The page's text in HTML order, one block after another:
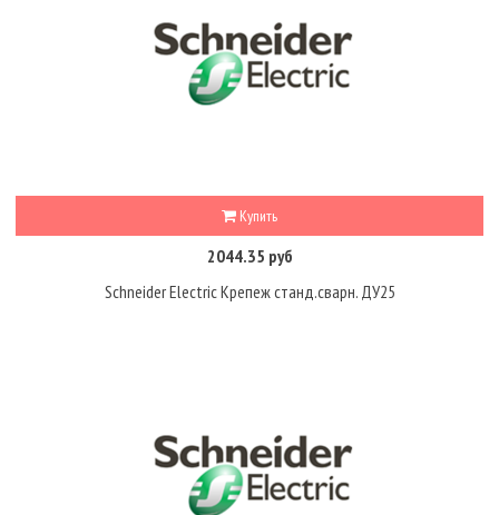
Купить
2044.35 руб
Schneider Electric Крепеж станд.сварн. ДУ25